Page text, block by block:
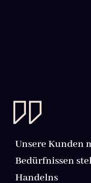
Unsere Kunden
Bedürfnissen
Handelns